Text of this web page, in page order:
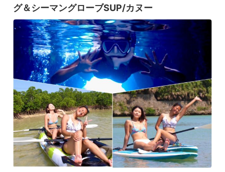
グ＆シーマングローブSUP/カヌー